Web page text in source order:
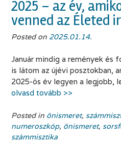
2025 – az év,
venned az Életed
Posted on 2025.01.14.
Január mindig a remények és
is látom az újévi posztokban,
2025-ös év legyen a legjobb,
olvasd tovább >>
Posted in önismeret,
numeroszkóp, önismeret,
számmisztika